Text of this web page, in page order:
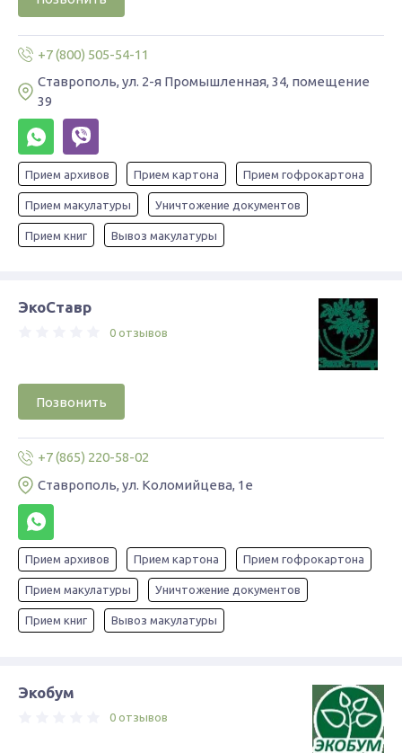
+7 (800) 505-54-11
Ставрополь, ул. 2-я Промышленная, 34, помещение
39
Прием архивов Прием картона Прием гофрокартона
Прием макулатуры Уничтожение документов
Прием книг Вывоз макулатуры
ЭкоСтавр
0 отзывов
Позвонить
+7 (865) 220-58-02
Ставрополь, ул. Коломийцева, 1е​
Прием архивов Прием картона Прием гофрокартона
Прием макулатуры Уничтожение документов
Прием книг Вывоз макулатуры
Экобум
0 отзывов